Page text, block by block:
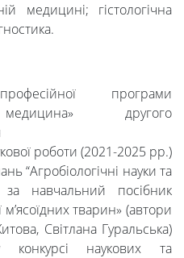
медицині; гістологічна
програми
другого
роботи (2021-2025 рр.)
“Агробіологічні науки та
за навчальний посібник
м’ясоїдних тварин» (автори
Світлана Гуральська)
конкурсі наукових та